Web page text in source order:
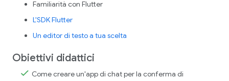
Familiarità con Flutter
L'SDK Flutter
Un editor di testo a tua scelta
Obiettivi didattici
Come creare un'app di chat per la conferma di